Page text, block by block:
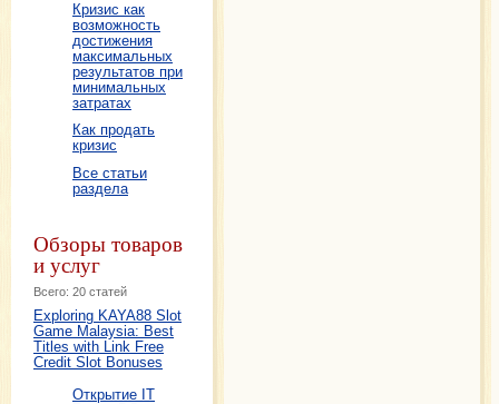
Кризис как
возможность
достижения
максимальных
результатов при
минимальных
затратах
Как продать
кризис
Все статьи
раздела
Обзоры товаров
и услуг
Всего: 20 статей
Exploring KAYA88 Slot
Game Malaysia: Best
Titles with Link Free
Credit Slot Bonuses
Открытие IT